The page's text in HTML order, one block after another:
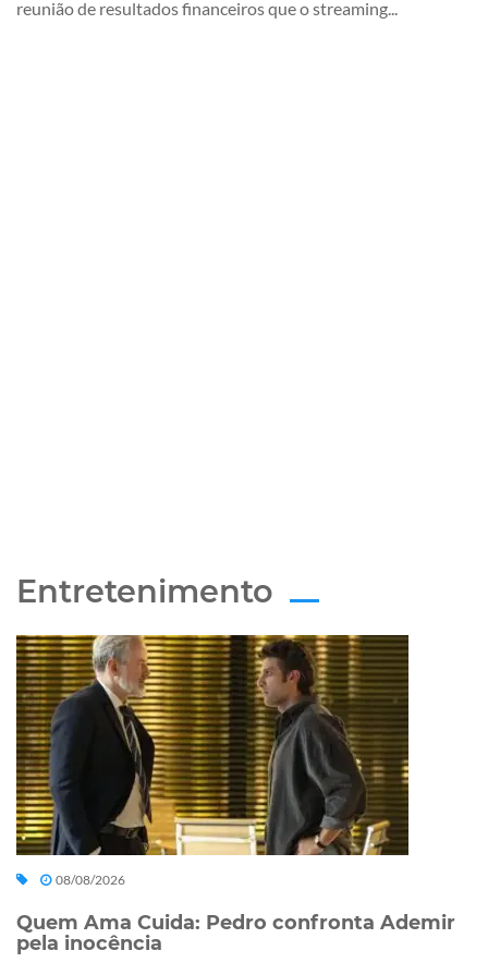
reunião de resultados financeiros que o streaming...
Entretenimento
08/08/2026
Quem Ama Cuida: Pedro confronta Ademir
pela inocência